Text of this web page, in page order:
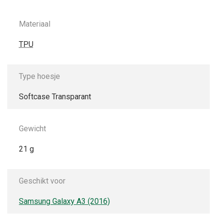
Materiaal
TPU
Type hoesje
Softcase Transparant
Gewicht
21 g
Geschikt voor
Samsung Galaxy A3 (2016)